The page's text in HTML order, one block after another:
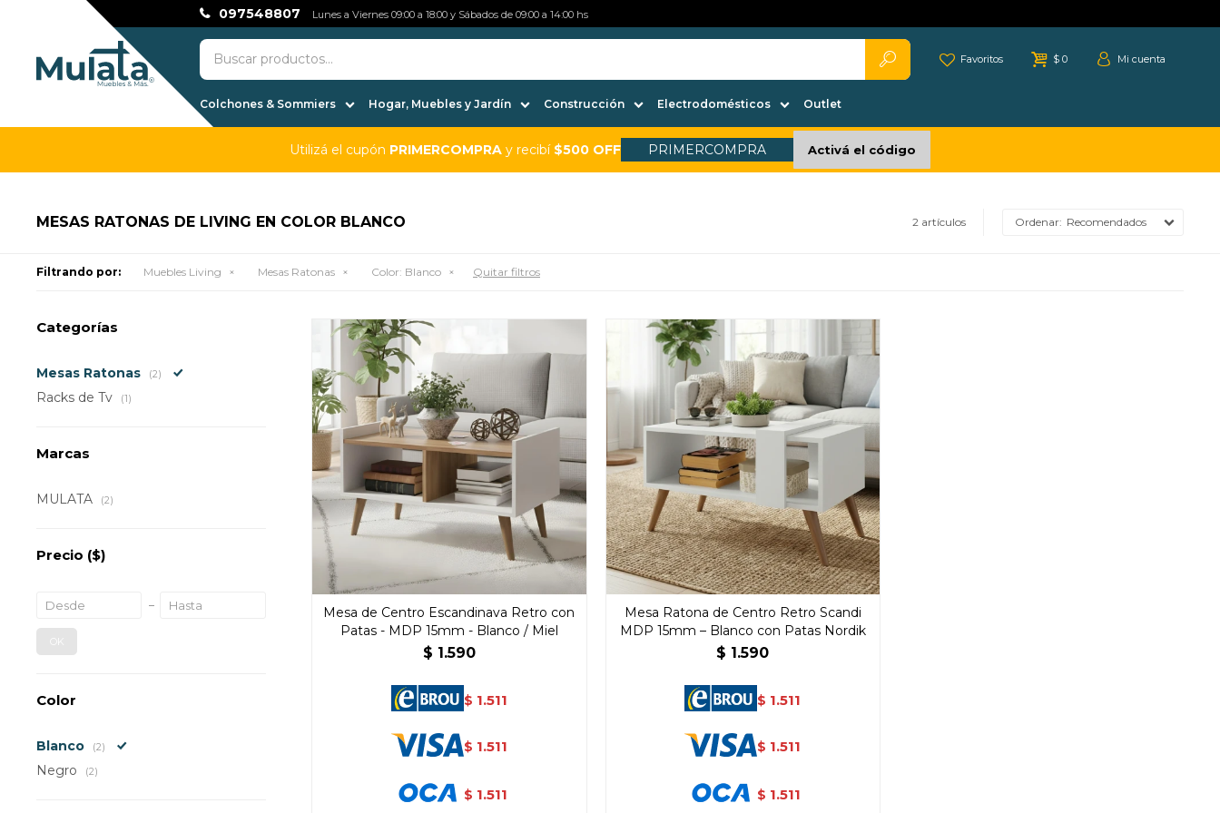
Colchones & Sommiers Hogar, Muebles y Jardín Construcción Electrodomésticos Outlet
$ 0
Favoritos
097548807 Lunes a Viernes 09:00 a 18:00 y Sábados de 09:00 a 14:00 hs
Utilizá el cupón PRIMERCOMPRA y recibí $500 OFF PRIMERCOMPRA Activá el código
MESAS RATONAS DE LIVING EN COLOR BLANCO 2 artículos Recomendados
Filtrando por: Muebles Living Mesas Ratonas Color: Blanco Quitar filtros
Mesa de Centro Escandinava Retro con
Patas - MDP 15mm - Blanco / Miel
$ 1.590
$ 1.511
$ 1.511
$ 1.511
Mesa Ratona de Centro Retro Scandi
MDP 15mm – Blanco con Patas Nordik
$ 1.590
$ 1.511
$ 1.511
$ 1.511
Categorías
Mesas Ratonas (2)
Racks de Tv (1)
Marcas
MULATA (2)
Precio ($)
OK
Color
Blanco (2)
Negro (2)
¡Sumate a la forma más ágil de
12 cuotas * ¡Solo con tu cédula!